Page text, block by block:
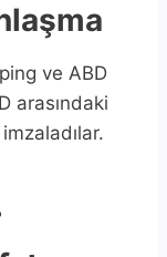
ve ABD
arasındaki